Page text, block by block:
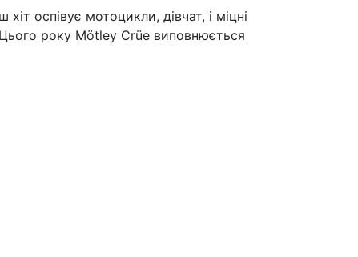
оспівує мотоцикли, дівчат, і міцні
року Mötley Crüe виповнюється